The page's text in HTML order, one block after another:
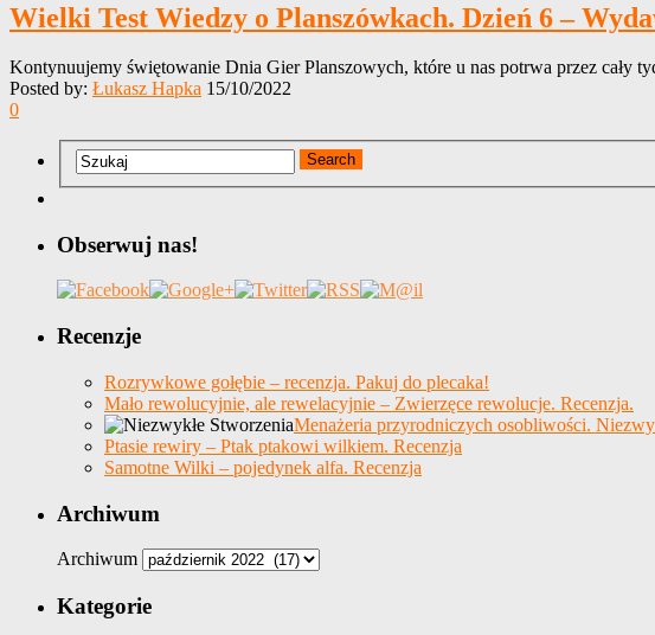
Wielki Test Wiedzy o Planszówkach. Dzień 6 –
Kontynuujemy świętowanie Dnia Gier Planszowych, które u nas potrwa przez cały
Posted by: Łukasz Hapka 15/10/2022
0
Obserwuj nas!
Recenzje
Rozrywkowe gołębie – recenzja. Pakuj do plecaka!
Mało rewolucyjnie, ale rewelacyjnie – Zwierzęce rewolucje. Recenzja.
Menażeria przyrodniczych osobliwości.
Ptasie rewiry – Ptak ptakowi wilkiem. Recenzja
Samotne Wilki – pojedynek alfa. Recenzja
Archiwum
Archiwum
Kategorie